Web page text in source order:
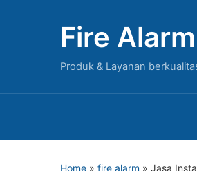
Fire
Produk & Layanan
Home » fire alarm » Jasa